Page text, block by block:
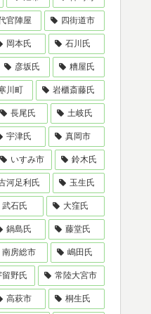
官陣屋 四街道市
岡本氏 石川氏
彦坂氏 糟屋氏
川町 岩櫃斎藤氏
長尾氏 土岐氏
宇津氏 真岡市
いすみ市 鈴木氏
河足利氏 玉生氏
武石氏 大窪氏
鍋島氏 藤堂氏
南房総市 嶋田氏
留野氏 常陸大宮市
高萩市 桐生氏